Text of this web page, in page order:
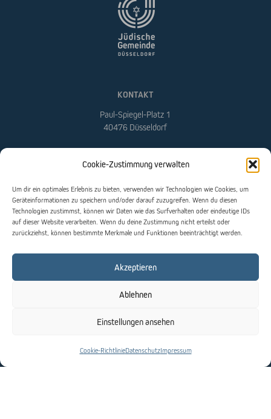
Cookie-Zustimmung verwalten
Um dir ein optimales Erlebnis zu bieten, verwenden wir Technologien wie Cookies, um
Geräteinformationen zu speichern und/oder darauf zuzugreifen. Wenn du diesen
Technologien zustimmst, können wir Daten wie das Surfverhalten oder eindeutige IDs
auf dieser Website verarbeiten. Wenn du deine Zustimmung nicht erteilst oder
zurückziehst, können bestimmte Merkmale und Funktionen beeinträchtigt werden.
Akzeptieren
Ablehnen
Einstellungen ansehen
Cookie-RichtlinieDatenschutzImpressum
KONTAKT
Paul-Spiegel-Platz 1
40476 Düsseldorf
E-Mail:info@jgdus.de
SPENDEN
Bequem und in wenigen Schritten können Sie große
SPENDEN